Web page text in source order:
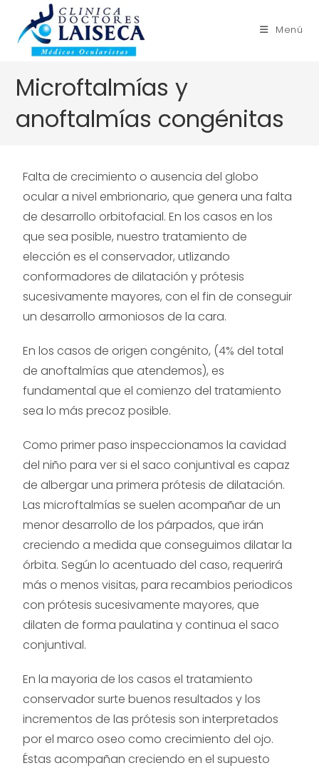
contenido
Menú
Microftalmías y
anoftalmías congénitas
Falta de crecimiento o ausencia del globo
ocular a nivel embrionario, que genera una falta
de desarrollo orbitofacial. En los casos en los
que sea posible, nuestro tratamiento de
elección es el conservador, utlizando
conformadores de dilatación y prótesis
sucesivamente mayores, con el fin de conseguir
un desarrollo armoniosos de la cara.
En los casos de origen congénito, (4% del total
de anoftalmías que atendemos), es
fundamental que el comienzo del tratamiento
sea lo más precoz posible.
Como primer paso inspeccionamos la cavidad
del niño para ver si el saco conjuntival es capaz
de albergar una primera prótesis de dilatación.
Las microftalmías se suelen acompañar de un
menor desarrollo de los párpados, que irán
creciendo a medida que conseguimos dilatar la
órbita. Según lo acentuado del caso, requerirá
más o menos visitas, para recambios periodicos
con prótesis sucesivamente mayores, que
dilaten de forma paulatina y continua el saco
conjuntival.
En la mayoria de los casos el tratamiento
conservador surte buenos resultados y los
incrementos de las prótesis son interpretados
por el marco oseo como crecimiento del ojo.
Éstas acompañan creciendo en el supuesto